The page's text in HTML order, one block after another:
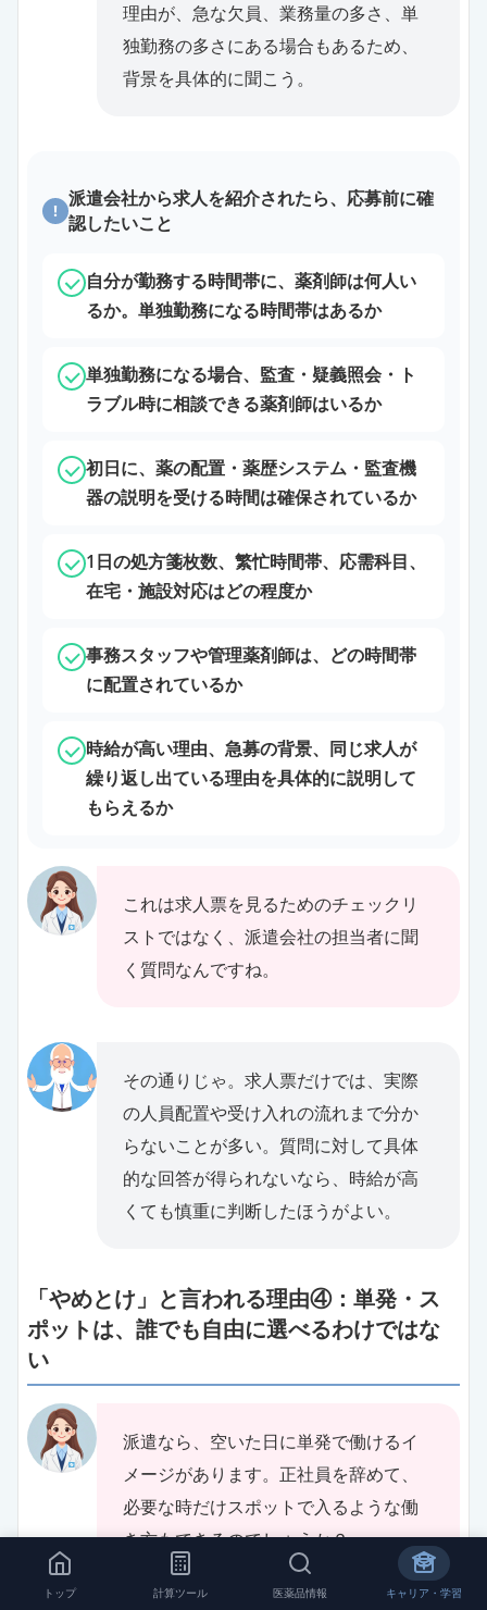
理由が、急な欠員、業務量の多さ、単
独勤務の多さにある場合もあるため、
背景を具体的に聞こう。
!
派遣会社から求人を紹介されたら、応募前に確
認したいこと
自分が勤務する時間帯に、薬剤師は何人い
るか。単独勤務になる時間帯はあるか
単独勤務になる場合、監査・疑義照会・ト
ラブル時に相談できる薬剤師はいるか
初日に、薬の配置・薬歴システム・監査機
器の説明を受ける時間は確保されているか
1日の処方箋枚数、繁忙時間帯、応需科目、
在宅・施設対応はどの程度か
事務スタッフや管理薬剤師は、どの時間帯
に配置されているか
時給が高い理由、急募の背景、同じ求人が
繰り返し出ている理由を具体的に説明して
もらえるか
これは求人票を見るためのチェックリ
ストではなく、派遣会社の担当者に聞
く質問なんですね。
その通りじゃ。求人票だけでは、実際
の人員配置や受け入れの流れまで分か
らないことが多い。質問に対して具体
的な回答が得られないなら、時給が高
くても慎重に判断したほうがよい。
「やめとけ」と言われる理由④：単発・ス
ポットは、誰でも自由に選べるわけではな
い
派遣なら、空いた日に単発で働けるイ
メージがあります。正社員を辞めて、
必要な時だけスポットで入るような働
き方もできるのでしょうか？
トップ 計算ツール 医薬品情報 キャリア・学習